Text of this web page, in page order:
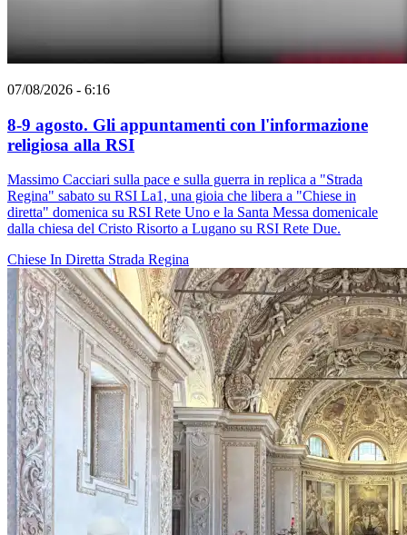
07/08/2026 - 6:16
8-9 agosto. Gli appuntamenti con l'informazione
religiosa alla RSI
Massimo Cacciari sulla pace e sulla guerra in replica a "Strada
Regina" sabato su RSI La1, una gioia che libera a "Chiese in
diretta" domenica su RSI Rete Uno e la Santa Messa domenicale
dalla chiesa del Cristo Risorto a Lugano su RSI Rete Due.
Chiese In Diretta Strada Regina